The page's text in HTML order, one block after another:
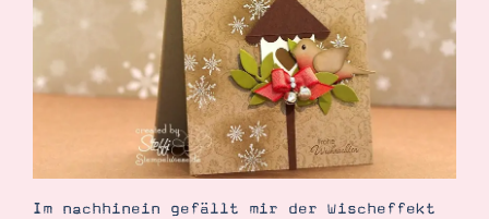
Im nachhinein gefällt mir der Wischeffekt